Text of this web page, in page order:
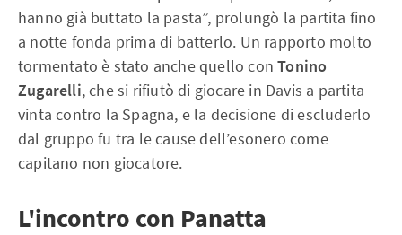
hanno già buttato la pasta”, prolungò la partita fino
a notte fonda prima di batterlo. Un rapporto molto
tormentato è stato anche quello conTonino
Zugarelli, che si rifiutò di giocare in Davis a partita
vinta contro la Spagna, e la decisione di escluderlo
dal gruppo fu tra le cause dell’esonero come
capitano non giocatore.
L'incontro con Panatta